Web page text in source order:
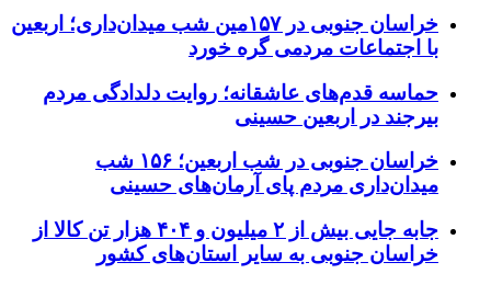
خراسان جنوبی در ۱۵۷مین شب میدان‌داری؛ اربعین
با اجتماعات مردمی گره خورد
حماسه قدم‌های عاشقانه؛ روایت دلدادگی مردم
بیرجند در اربعین حسینی
خراسان جنوبی در شب اربعین؛ ۱۵۶ شب
میدان‌داری مردم پای آرمان‌های حسینی
جابه جایی بیش از ۲ میلیون و ۴۰۴ هزار تن کالا از
خراسان جنوبی به سایر استان‌های کشور